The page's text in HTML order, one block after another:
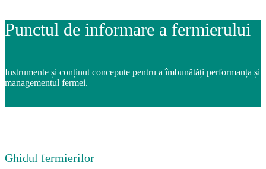
Punctul de informare a fermierului
Instrumente și conținut concepute pentru a îmbunătăți performanța și
managementul fermei.
Ghidul fermierilor